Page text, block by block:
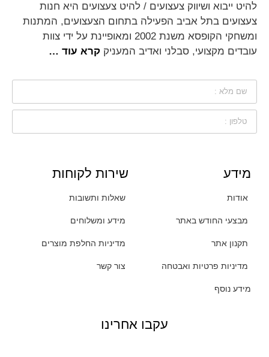
להיט ייבוא ושיווק צעצועים / להיט צעצועים היא חנות
צעצועים בתל אביב הפעילה בתחום הצעצועים, המתנות
ומשחקי הקופסא משנת 2002 ומאופיינת על ידי צוות
עובדים מקצועי, סבלני ואדיב המעניק קרא עוד …
מידע
אודות
מבצעי החודש באתר
תקנון אתר
מדיניות פרטיות ואבטחה
מידע נוסף
שירות לקוחות
שאלות ותשובות
מידע ומשלוחים
מדיניות החלפת מוצרים
צור קשר
עקבו אחרינו